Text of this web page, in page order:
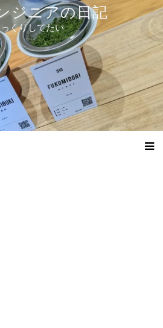
ジニアの日記
くりしてたい